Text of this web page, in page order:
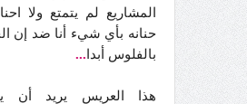
المشاريع لم يتمتع ولا
حنانه بأي شيء أنا ضد إن
بالفلوس أبدا ...
هذا العريس يريد أن